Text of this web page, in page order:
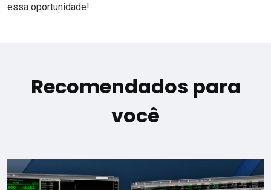
essa oportunidade!
Recomendados para
você